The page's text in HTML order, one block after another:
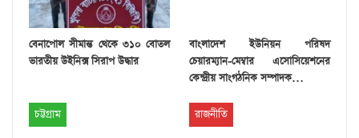
বেনাপোল সীমান্ত থেকে ৩১০ বোতল
ভারতীয় উইনিক্স সিরাপ উদ্ধার
বাংলাদেশ ইউনিয়ন পরিষদ
চেয়ারম্যান-মেম্বার এসোসিয়েশনের
কেন্দ্রীয় সাংগঠনিক সম্পাদক…
চট্টগ্রাম রাজনীতি